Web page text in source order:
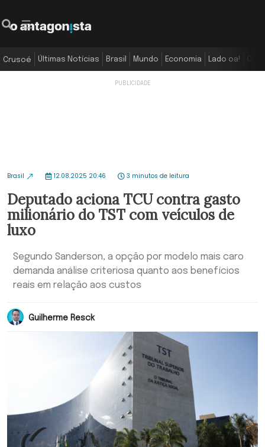
Crusoé Últimas Notícias Brasil Mundo Economia Lado oa!
Brasil 12.08.2025 20:46 3 minutos de leitura
Deputado aciona TCU contra gasto
milionário do TST com veículos de
luxo
Segundo Sanderson, a opção por modelo mais caro
demanda análise criteriosa quanto aos benefícios
reais em relação aos custos
Guilherme Resck